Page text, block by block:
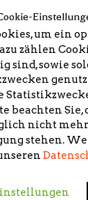
um ein
zählen
sind, sowie
beachten Sie,
nicht
stehen.